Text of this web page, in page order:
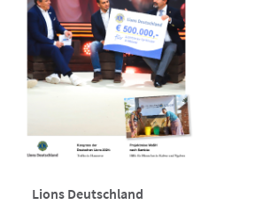
Lions Deutschland